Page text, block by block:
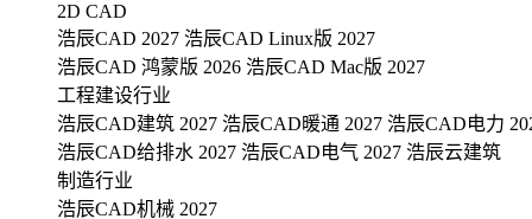
2D CAD
浩辰CAD 2027 浩辰CAD Linux版 2027
浩辰CAD 鸿蒙版 2026 浩辰CAD Mac版 2027
工程建设行业
浩辰CAD建筑 2027 浩辰CAD暖通 2027 浩辰CAD电力
浩辰CAD给排水 2027 浩辰CAD电气 2027 浩辰云建筑
制造行业
浩辰CAD机械 2027